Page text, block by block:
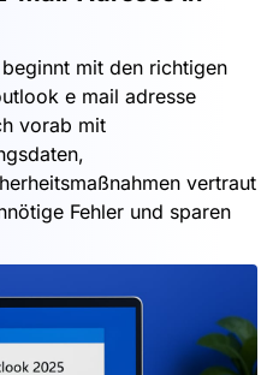
mit den richtigen
e mail adresse
vorab mit
vertraut
Fehler und sparen